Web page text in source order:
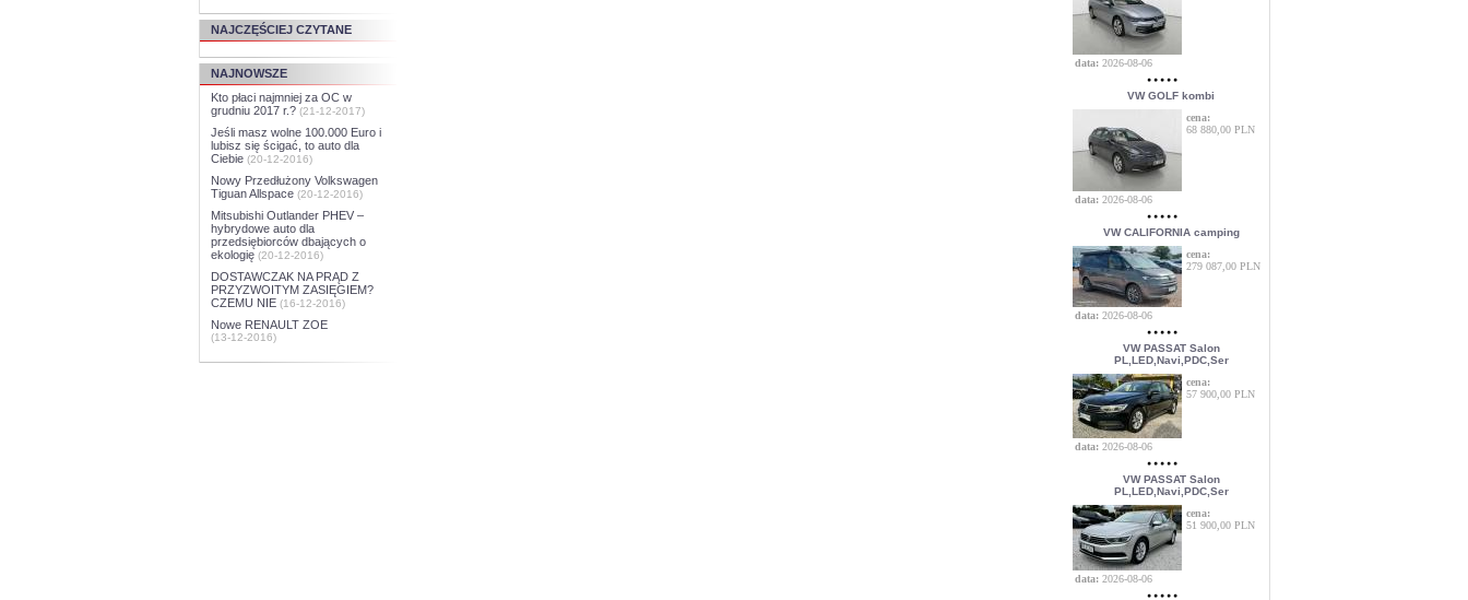
NAJCZĘŚCIEJ CZYTANE
NAJNOWSZE
Kto płaci najmniej za OC w
grudniu 2017 r.? (21-12-2017)
Jeśli masz wolne 100.000 Euro i
lubisz się ścigać, to auto dla
Ciebie (20-12-2016)
Nowy Przedłużony Volkswagen
Tiguan Allspace (20-12-2016)
Mitsubishi Outlander PHEV –
hybrydowe auto dla
przedsiębiorców dbających o
ekologię (20-12-2016)
DOSTAWCZAK NA PRĄD Z
PRZYZWOITYM ZASIĘGIEM?
CZEMU NIE (16-12-2016)
Nowe RENAULT ZOE
(13-12-2016)
data: 2026-08-06
VW GOLF kombi
cena:
68 880,00 PLN
data: 2026-08-06
VW CALIFORNIA camping
cena:
279 087,00 PLN
data: 2026-08-06
VW PASSAT Salon
PL,LED,Navi,PDC,Ser
cena:
57 900,00 PLN
data: 2026-08-06
VW PASSAT Salon
PL,LED,Navi,PDC,Ser
cena:
51 900,00 PLN
data: 2026-08-06